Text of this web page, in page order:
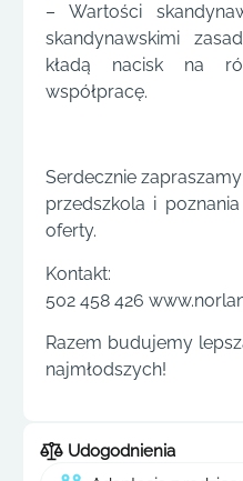
– Wartości
skandynawskimi
kładą nacisk na
współpracę.
Serdecznie
przedszkola i
oferty.
Kontakt:
502 458 426
Razem budujemy
najmłodszych!
Udogodnienia